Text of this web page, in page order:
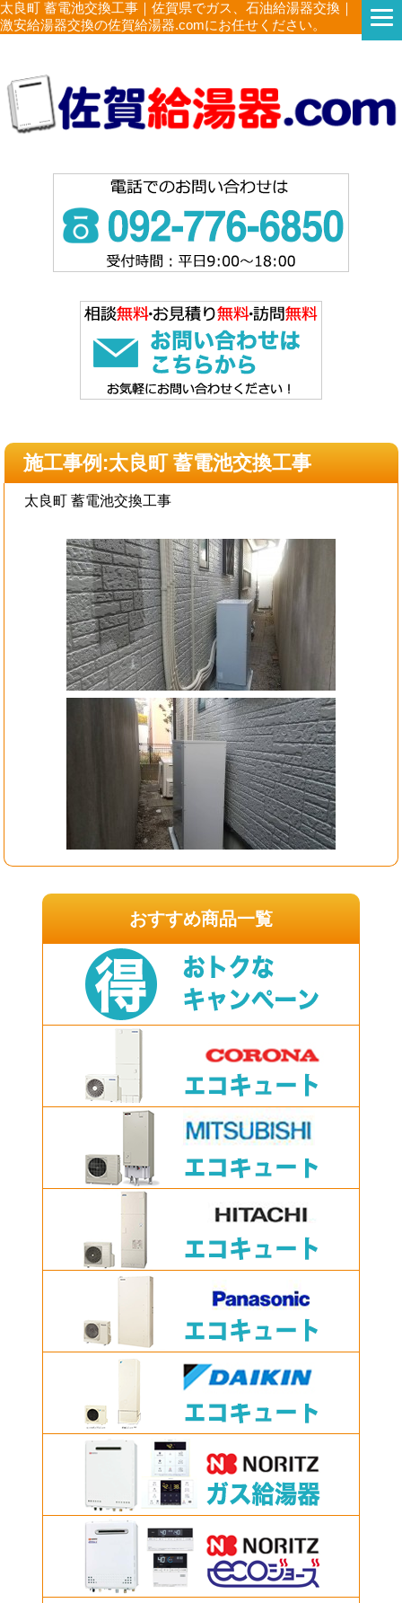
太良町 蓄電池交換工事｜佐賀県でガス、石油給湯器交換｜
激安給湯器交換の佐賀給湯器.comにお任せください。
施工事例:太良町 蓄電池交換工事
太良町 蓄電池交換工事
おすすめ商品一覧